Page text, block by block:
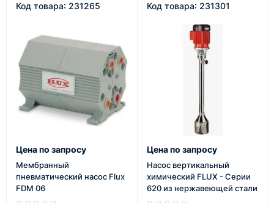
Код товара: 231265
Цена по запросу
Мембранный
пневматический насос Flux
FDM 06
Код товара: 231301
Цена по запросу
Насос вертикальный
химический FLUX - Серии
620 из нержавеющей стали